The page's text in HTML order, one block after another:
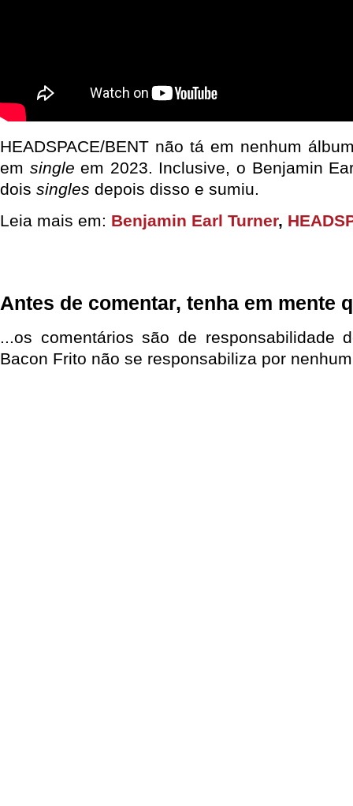
HEADSPACE/BENT não tá em nenhum
em single em 2023. Inclusive, o Benjamin
dois singles depois disso e sumiu.
Leia mais em: Benjamin Earl Turner,
Antes de comentar, tenha em mente
...os comentários são de responsabilidade
Bacon Frito não se responsabiliza por